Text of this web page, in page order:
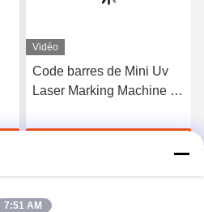
Vidéo
Code barres de Mini Uv
Laser Marking Machine 3
7:51 AM